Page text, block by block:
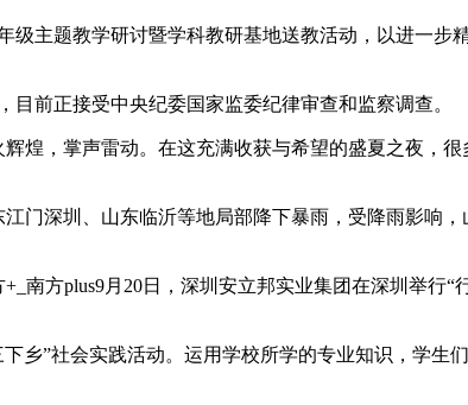
主题教学研讨暨学科教研基地送教活动，以进一
前正接受中央纪委国家监委纪律审查和监察调查。
煌，掌声雷动。在这充满收获与希望的盛夏之夜，
门深圳、山东临沂等地局部降下暴雨，受降雨影响
南方plus9月20日，深圳安立邦实业集团在深圳举行
乡”社会实践活动。运用学校所学的专业知识，学